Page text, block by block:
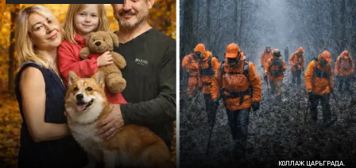
КОЛЛАЖ ЦАРЬГРАДА.